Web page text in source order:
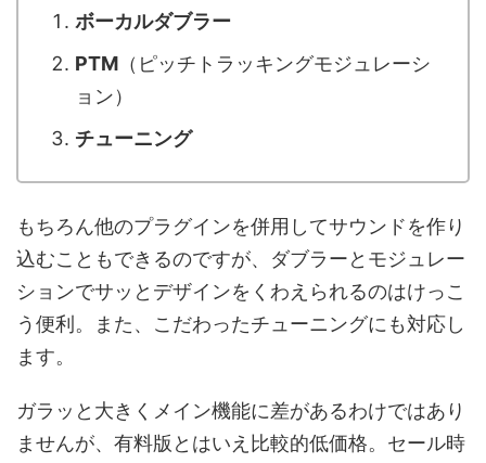
ボーカルダブラー
PTM （ピッチトラッキングモジュレーシ
ョン）
チューニング
もちろん他のプラグインを併用してサウンドを作り
込むこともできるのですが、ダブラーとモジュレー
ションでサッとデザインをくわえられるのはけっこ
う便利。また、こだわったチューニングにも対応し
ます。
ガラッと大きくメイン機能に差があるわけではあり
ませんが、有料版とはいえ比較的低価格。セール時